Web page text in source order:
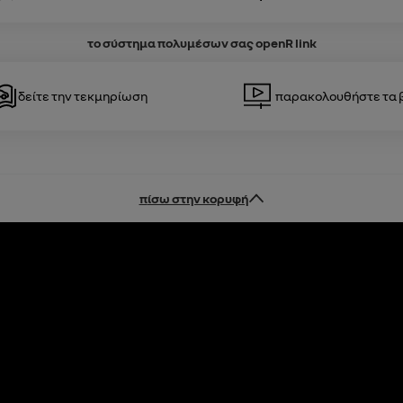
το σύστημα πολυμέσων σαςopenR link
Δείτε την τεκμηρίωση Παρακολουθήστε τα
πίσω στην κορυφή